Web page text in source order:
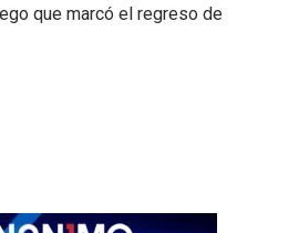
que marcó el regreso de